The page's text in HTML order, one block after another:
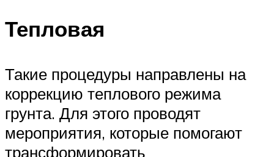
Тепловая
Такие процедуры направлены на
коррекцию теплового режима
грунта. Для этого проводят
мероприятия, которые помогают
трансформировать